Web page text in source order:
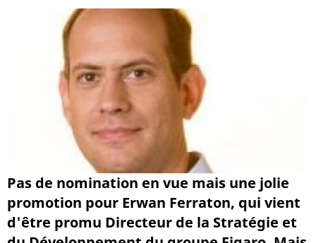
Pas de nomination en vue mais une jolie
promotion pour Erwan Ferraton, qui vient
d'être promu Directeur de la Stratégie et